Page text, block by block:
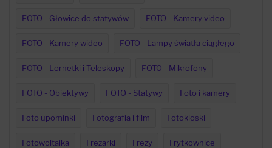
FOTO - Głowice do statywów FOTO - Kamery video
FOTO - Kamery wideo FOTO - Lampy światła ciągłego
FOTO - Lornetki i Teleskopy FOTO - Mikrofony
FOTO - Obiektywy FOTO - Statywy Foto i kamery
Foto upominki Fotografia i film Fotokioski
Fotowoltaika Frezarki Frezy Frytkownice